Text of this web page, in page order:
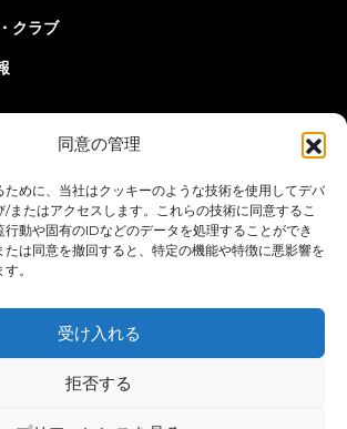
同意の管理
ために、当社はクッキーのような技術を使用してデバ
/またはアクセスします。これらの技術に同意するこ
行動や固有のIDなどのデータを処理することができ
たは同意を撤回すると、特定の機能や特徴に悪影響を
。
受け入れる
拒否する
クラブ
Fitness. All Rights Reserved
リシー
クセシビリティ・ステートメ
ント